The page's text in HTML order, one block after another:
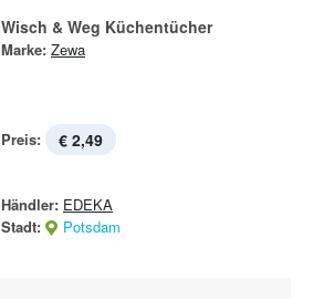
Wisch & Weg Küchentücher
Marke: Zewa
Preis: € 2,49
Händler: EDEKA
Stadt:
Potsdam